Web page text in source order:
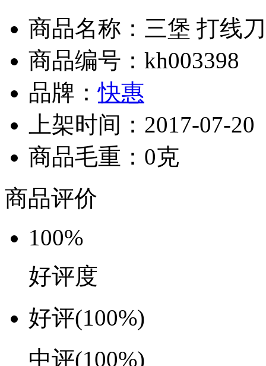
商品名称：三堡 打线
商品编号：kh003398
品牌：快惠
上架时间：2017-07-20
商品毛重：0克
商品评价
100%
好评度
好评(100%)
中评(100%)